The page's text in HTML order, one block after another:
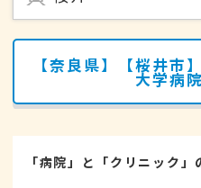
【奈良県】【桜井市
大学病
「病院」と「クリニック